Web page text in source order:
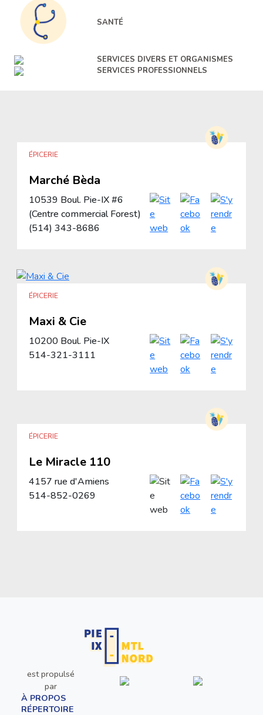
SANTÉ
SERVICES DIVERS ET ORGANISMES
SERVICES PROFESSIONNELS
ÉPICERIE
Marché Bèda
10539 Boul. Pie-IX #6
(Centre commercial Forest)
(514) 343-8686
ÉPICERIE
Maxi & Cie
10200 Boul. Pie-IX
514-321-3111
ÉPICERIE
Le Miracle 110
4157 rue d'Amiens
514-852-0269
est propulsé
par
À PROPOS
RÉPERTOIRE